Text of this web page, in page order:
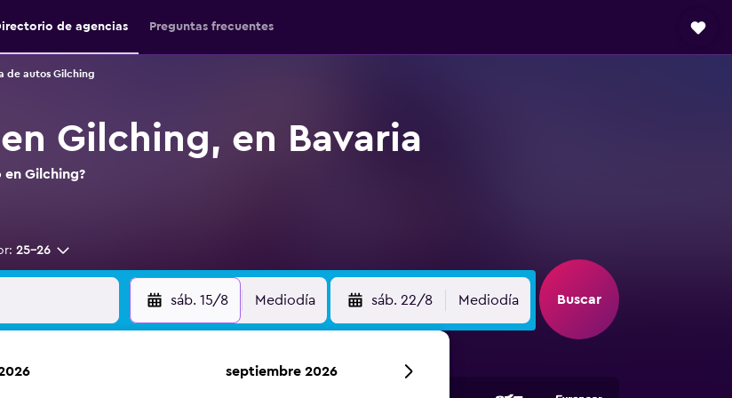
de agencias Preguntas frecuentes
de autos Gilching
Gilching, en Bavaria
Gilching?
25-26
sáb. 15/8 Mediodía sáb. 22/8 Mediodía Buscar
septiembre 2026